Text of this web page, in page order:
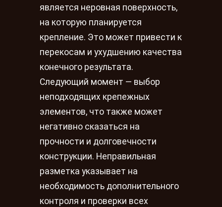
является неровная поверхность,
на которую планируется
крепление. Это может привести к
перекосам и ухудшению качества
конечного результата.
Следующий момент — выбор
неподходящих крепежных
элементов, что также может
негативно сказаться на
прочности и долговечности
конструкции. Неправильная
разметка указывает на
необходимость дополнительного
контроля и проверки всех